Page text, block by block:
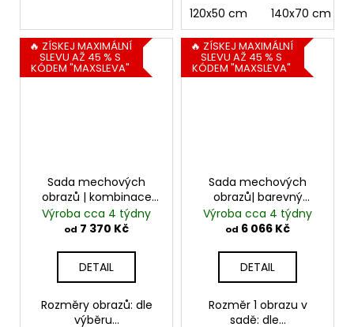
120x50 cm 140x70 cm
🔥 ZÍSKEJ MAXIMÁLNÍ
SLEVU AŽ 45 % S
KÓDEM "MAXSLEVA"
Sada mechových
obrazů | kombinace
kopečkového a
plochého mechu
Výroba cca 4 týdny
od 7 370 Kč
DETAIL
Rozměry obrazů: dle
výběru...
🔥 ZÍSKEJ MAXIMÁLNÍ
SLEVU AŽ 45 % S
KÓDEM "MAXSLEVA"
Sada mechových
obrazů| barevný
přechod
Výroba cca 4 týdny
od 6 066 Kč
DETAIL
Rozměr 1 obrazu v
sadě: dle...